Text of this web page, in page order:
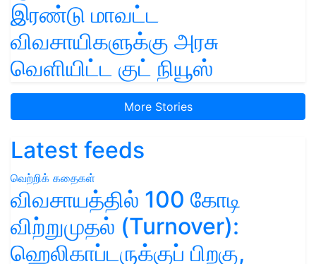
இரண்டு மாவட்ட
விவசாயிகளுக்கு அரசு
வெளியிட்ட குட் நியூஸ்
More Stories
Latest feeds
வெற்றிக் கதைகள்
விவசாயத்தில் 100 கோடி
விற்றுமுதல் (Turnover):
ஹெலிகாப்டருக்குப் பிறகு,